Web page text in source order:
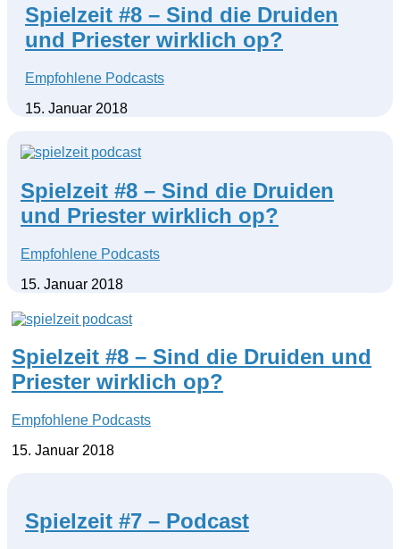
Spielzeit #8 – Sind die Druiden
und Priester wirklich op?
Empfohlene Podcasts
15. Januar 2018
Spielzeit #8 – Sind die Druiden
und Priester wirklich op?
Empfohlene Podcasts
15. Januar 2018
Spielzeit #8 – Sind die Druiden und
Priester wirklich op?
Empfohlene Podcasts
15. Januar 2018
Spielzeit #7 – Podcast